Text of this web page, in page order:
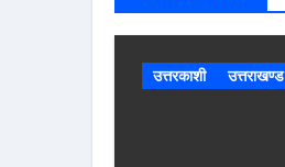
उत्तरकाशी उत्तराखण्ड